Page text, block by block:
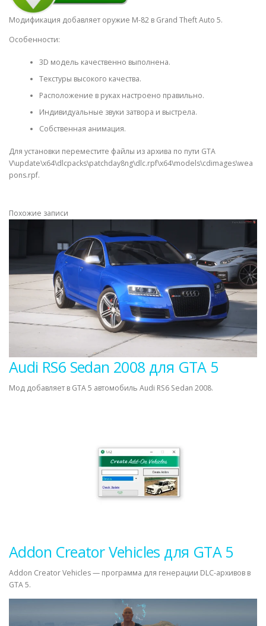
Модификация добавляет оружие M-82 в Grand Theft Auto 5.
Особенности:
3D модель качественно выполнена.
Текстуры высокого качества.
Расположение в руках настроено правильно.
Индивидуальные звуки затвора и выстрела.
Собственная анимация.
Для установки переместите файлы из архива по пути GTA
V\update\x64\dlcpacks\patchday8ng\dlc.rpf\x64\models\cdimages\wea
pons.rpf.
Похожие записи
Audi RS6 Sedan 2008 для GTA 5
Мод добавляет в GTA 5 автомобиль Audi RS6 Sedan 2008.
Addon Creator Vehicles для GTA 5
Addon Creator Vehicles — программа для генерации DLC-архивов в
GTA 5.